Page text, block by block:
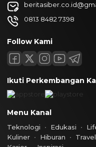
0813 8482 7398
Follow Kami
Ikuti Perkembangan
Menu Kanal
Teknologi Edukasi
Kuliner
Hiburan Travel